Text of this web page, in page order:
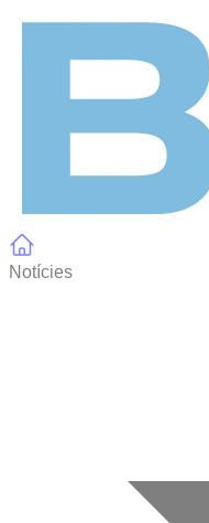
Notícies